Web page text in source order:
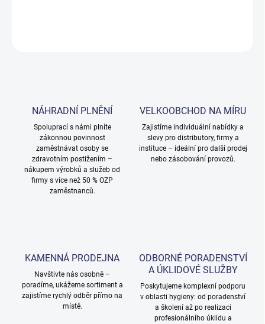
NÁHRADNÍ PLNĚNÍ
Spoluprací s námi plníte
zákonnou povinnost
zaměstnávat osoby se
zdravotním postižením –
nákupem výrobků a služeb od
firmy s více než 50 % OZP
zaměstnanců.
VELKOOBCHOD NA MÍRU
Zajistíme individuální nabídky a
slevy pro distributory, firmy a
instituce – ideální pro další prodej
nebo zásobování provozů.
KAMENNÁ PRODEJNA
Navštivte nás osobně –
poradíme, ukážeme sortiment a
zajistíme rychlý odběr přímo na
místě.
ODBORNÉ PORADENSTVÍ
A ÚKLIDOVÉ SLUŽBY
Poskytujeme komplexní podporu
v oblasti hygieny: od poradenství
a školení až po realizaci
profesionálního úklidu a